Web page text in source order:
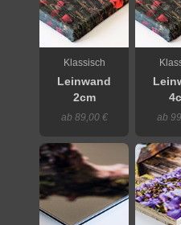
Klassisch
Leinwand
2cm
ab 89,00 € ab